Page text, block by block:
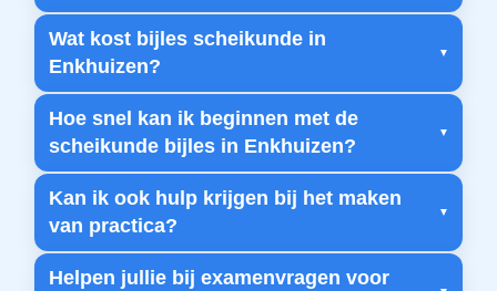
Wat kost bijles scheikunde in
Enkhuizen?
Hoe snel kan ik beginnen met de
scheikunde bijles in Enkhuizen?
Kan ik ook hulp krijgen bij het maken
van practica?
Helpen jullie bij examenvragen voor